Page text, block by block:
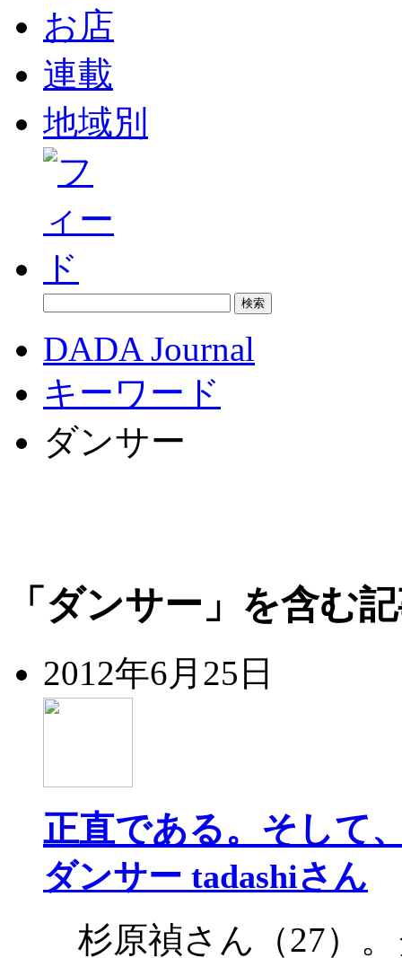
お店
連載
地域別
DADA Journal
キーワード
ダンサー
「ダンサー」を含む
2012年6月25日
正直である。そして
ダンサー tadashiさん
杉原禎さん（27）。